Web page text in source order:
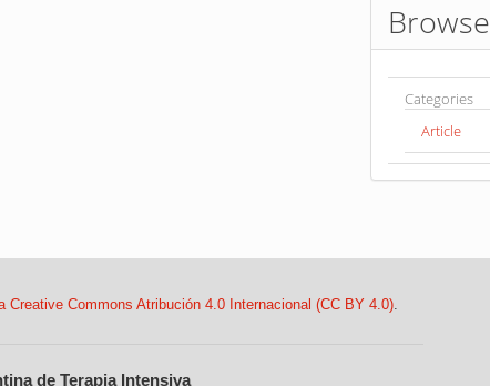
Browse
Categories
Article
Creative Commons Atribución 4.0 Internacional (CC BY 4.0).
de Terapia Intensiva